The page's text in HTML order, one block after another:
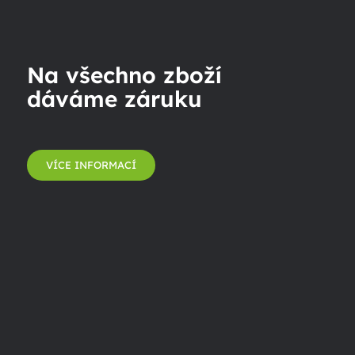
Na všechno zboží
dáváme záruku
VÍCE INFORMACÍ